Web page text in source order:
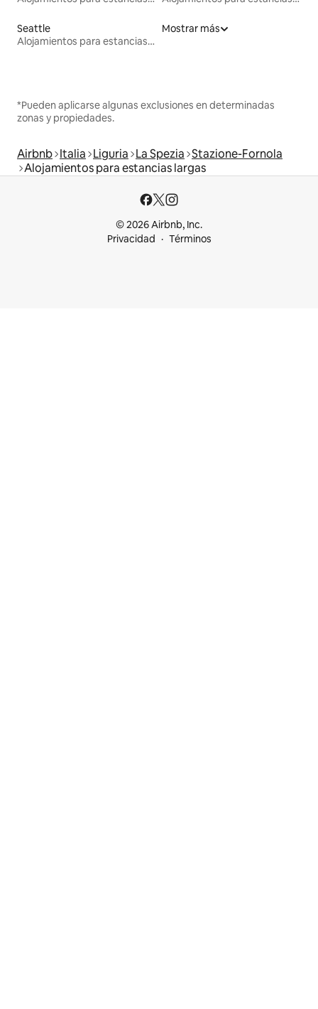
Seattle
Alojamientos para estancias largas
Mostrar más
*Pueden aplicarse algunas exclusiones en determinadas
zonas y propiedades.
Airbnb Italia Liguria La Spezia Stazione-Fornola
Alojamientos para estancias largas
© 2026 Airbnb, Inc.
Privacidad
Términos